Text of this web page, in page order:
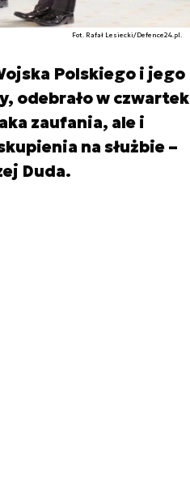
Fot. Rafał Lesiecki/Defence24.pl.
Polskiego i jego
odebrało w czwartek
zaufania, ale i
na służbie –
Duda.